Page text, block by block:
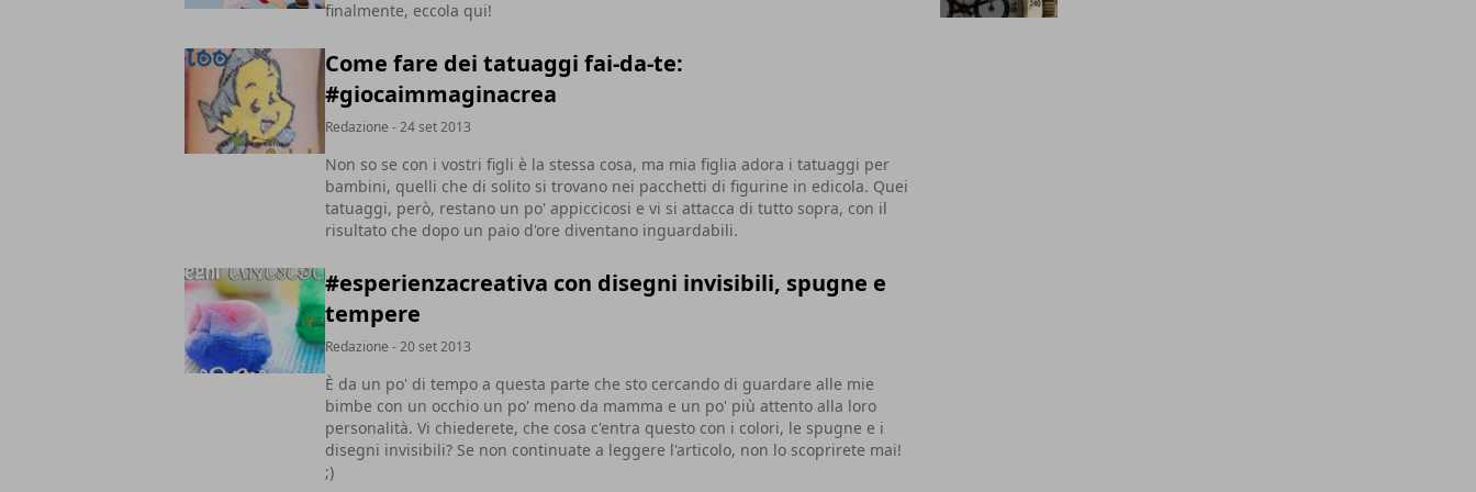
finalmente, eccola qui!
Come fare dei tatuaggi fai-da-te:
#giocaimmaginacrea
Redazione - 24 set 2013
Non so se con i vostri figli è la stessa cosa, ma mia figlia adora i tatuaggi per
bambini, quelli che di solito si trovano nei pacchetti di figurine in edicola. Quei
tatuaggi, però, restano un po' appiccicosi e vi si attacca di tutto sopra, con il
risultato che dopo un paio d'ore diventano inguardabili.
#esperienzacreativa con disegni invisibili, spugne e
tempere
Redazione - 20 set 2013
È da un po' di tempo a questa parte che sto cercando di guardare alle mie
bimbe con un occhio un po' meno da mamma e un po' più attento alla loro
personalità. Vi chiederete, che cosa c'entra questo con i colori, le spugne e i
disegni invisibili? Se non continuate a leggere l'articolo, non lo scoprirete mai!
;)